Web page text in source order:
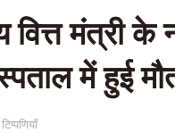
मंत्री के
में हुई